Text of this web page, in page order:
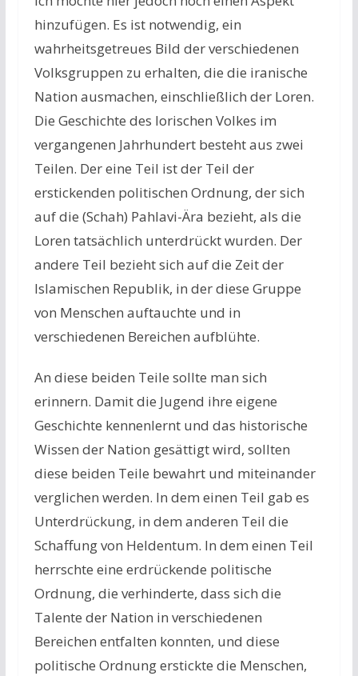
hinzufügen. Es ist notwendig, ein
wahrheitsgetreues Bild der verschiedenen
Volksgruppen zu erhalten, die die iranische
Nation ausmachen, einschließlich der Loren.
Die Geschichte des lorischen Volkes im
vergangenen Jahrhundert besteht aus zwei
Teilen. Der eine Teil ist der Teil der
erstickenden politischen Ordnung, der sich
auf die (Schah) Pahlavi-Ära bezieht, als die
Loren tatsächlich unterdrückt wurden. Der
andere Teil bezieht sich auf die Zeit der
Islamischen Republik, in der diese Gruppe
von Menschen auftauchte und in
verschiedenen Bereichen aufblühte.
An diese beiden Teile sollte man sich
erinnern. Damit die Jugend ihre eigene
Geschichte kennenlernt und das historische
Wissen der Nation gesättigt wird, sollten
diese beiden Teile bewahrt und miteinander
verglichen werden. In dem einen Teil gab es
Unterdrückung, in dem anderen Teil die
Schaffung von Heldentum. In dem einen Teil
herrschte eine erdrückende politische
Ordnung, die verhinderte, dass sich die
Talente der Nation in verschiedenen
Bereichen entfalten konnten, und diese
politische Ordnung erstickte die Menschen,